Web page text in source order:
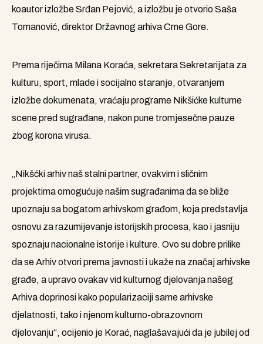
koautor izložbe Srđan Pejović, a izložbu je otvorio Saša
Tomanović, direktor Državnog arhiva Crne Gore.
Prema riječima Milana Koraća, sekretara Sekretarijata za
kulturu, sport, mlade i socijalno staranje, otvaranjem
izložbe dokumenata, vraćaju programe Nikšićke kulturne
scene pred sugrađane, nakon pune tromjesečne pauze
zbog korona virusa.
„Nikšćki arhiv naš stalni partner, ovakvim i sličnim
projektima omogućuje našim sugrađanima da se bliže
upoznaju sa bogatom arhivskom građom, koja predstavlja
osnovu za razumijevanje istorijskih procesa, kao i jasniju
spoznaju nacionalne istorije i kulture. Ovo su dobre prilike
da se Arhiv otvori prema javnosti i ukaže na značaj arhivske
građe, a upravo ovakav vid kulturnog djelovanja našeg
Arhiva doprinosi kako popularizaciji same arhivske
djelatnosti, tako i njenom kulturno-obrazovnom
djelovanju“, ocijenio je Korać, naglašavajući da je jubilej od